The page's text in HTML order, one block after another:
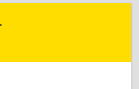
обл, Электросталь г, Карла